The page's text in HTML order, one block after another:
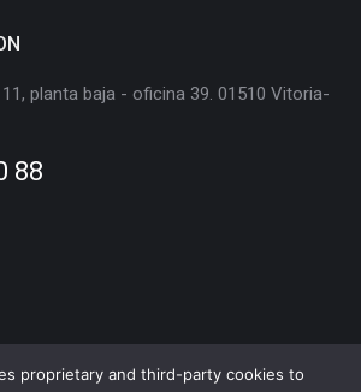
planta baja - oficina 39. 01510 Vitoria-
88
proprietary and third-party cookies to